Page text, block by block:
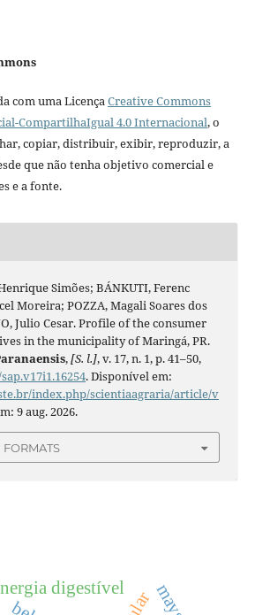
com uma LicençaCreative Commons
CompartilhaIgual 4.0 Internacional, o
copiar, distribuir, exibir, reproduzir, a
que não tenha objetivo comercial e
e a fonte.
Simões; BÁNKUTI, Ferenc
Moreira; POZZA, Magali Soares dos
Julio Cesar. Profile of the consumer
in the municipality of Maringá, PR.
,[S. l.], v. 17, n. 1, p. 41–50,
. Disponível em:
index.php/scientiaagraria/article/v
9 aug. 2026.
FORMATS
digestível mays